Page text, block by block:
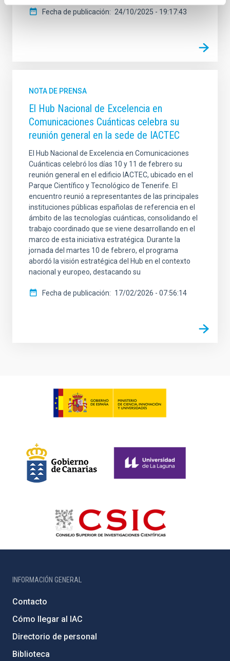
Fecha de publicación 24/10/2025 - 19:17:43
NOTA DE PRENSA
El Hub Nacional de Excelencia en
Comunicaciones Cuánticas celebra su
reunión general en la sede de IACTEC
El Hub Nacional de Excelencia en Comunicaciones
Cuánticas celebró los días 10 y 11 de febrero su
reunión general en el edificio IACTEC, ubicado en el
Parque Científico y Tecnológico de Tenerife. El
encuentro reunió a representantes de las principales
instituciones públicas españolas de referencia en el
ámbito de las tecnologías cuánticas, consolidando el
trabajo coordinado que se viene desarrollando en el
marco de esta iniciativa estratégica. Durante la
jornada del martes 10 de febrero, el programa
abordó la visión estratégica del Hub en el contexto
nacional y europeo, destacando su
Fecha de publicación 17/02/2026 - 07:56:14
INFORMACIÓN GENERAL
Contacto
Cómo llegar al IAC
Directorio de personal
Biblioteca